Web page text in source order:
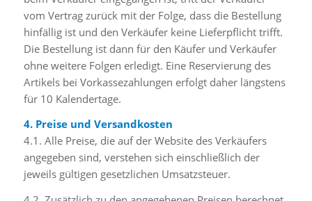
vom Vertrag zurück mit der Folge, dass die Bestellung
hinfällig ist und den Verkäufer keine Lieferpflicht trifft.
Die Bestellung ist dann für den Käufer und Verkäufer
ohne weitere Folgen erledigt. Eine Reservierung des
Artikels bei Vorkassezahlungen erfolgt daher längstens
für 10 Kalendertage.
4. Preise und Versandkosten
4.1. Alle Preise, die auf der Website des Verkäufers
angegeben sind, verstehen sich einschließlich der
jeweils gültigen gesetzlichen Umsatzsteuer.